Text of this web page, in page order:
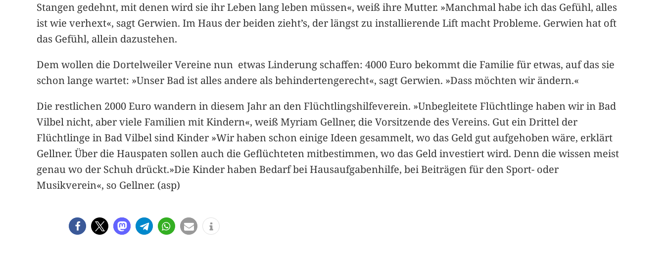
Stangen gedehnt, mit denen wird sie ihr Leben lang leben müssen«, weiß ihre Mutter. »Manchmal habe ich das Gefühl, alles
ist wie verhext«, sagt Gerwien. Im Haus der beiden zieht’s, der längst zu installierende Lift macht Probleme. Gerwien hat oft
das Gefühl, allein dazustehen.
Dem wollen die Dortelweiler Vereine nun etwas Linderung schaffen: 4000 Euro bekommt die Familie für etwas, auf das sie
schon lange wartet: »Unser Bad ist alles andere als behindertengerecht«, sagt Gerwien. »Dass möchten wir ändern.«
Die restlichen 2000 Euro wandern in diesem Jahr an den Flüchtlingshilfeverein. »Unbegleitete Flüchtlinge haben wir in Bad
Vilbel nicht, aber viele Familien mit Kindern«, weiß Myriam Gellner, die Vorsitzende des Vereins. Gut ein Drittel der
Flüchtlinge in Bad Vilbel sind Kinder »Wir haben schon einige Ideen gesammelt, wo das Geld gut aufgehoben wäre, erklärt
Gellner. Über die Hauspaten sollen auch die Geflüchteten mitbestimmen, wo das Geld investiert wird. Denn die wissen meist
genau wo der Schuh drückt.»Die Kinder haben Bedarf bei Hausaufgabenhilfe, bei Beiträgen für den Sport- oder
Musikverein«, so Gellner. (asp)